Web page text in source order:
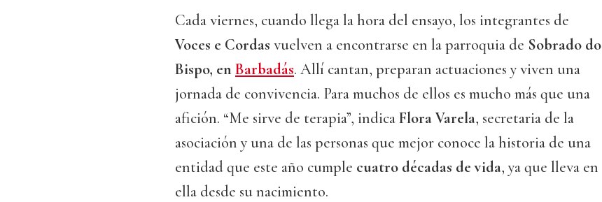
Cada viernes, cuando llega la hora del ensayo, los integrantes de
Voces e Cordas vuelven a encontrarse en la parroquia de Sobrado do
Bispo, en Barbadás. Allí cantan, preparan actuaciones y viven una
jornada de convivencia. Para muchos de ellos es mucho más que una
afición. “Me sirve de terapia”, indicaFlora Varela, secretaria de la
asociación y una de las personas que mejor conoce la historia de una
entidad que este año cumple cuatro décadas de vida, ya que lleva en
ella desde su nacimiento.